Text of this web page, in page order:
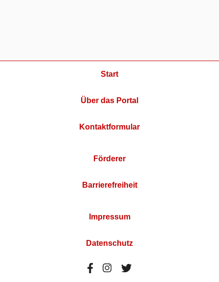
Start
Über das Portal
Kontaktformular
Förderer
Barrierefreiheit
Impressum
Datenschutz